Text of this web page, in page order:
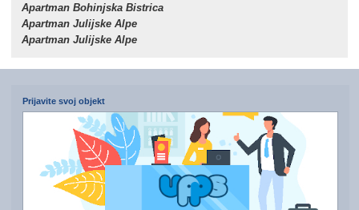
Apartman Bohinjska Bistrica
Apartman Julijske Alpe
Apartman Julijske Alpe
Prijavite svoj objekt